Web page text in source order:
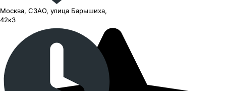
Москва, СЗАО, улица Барышиха,
42к3